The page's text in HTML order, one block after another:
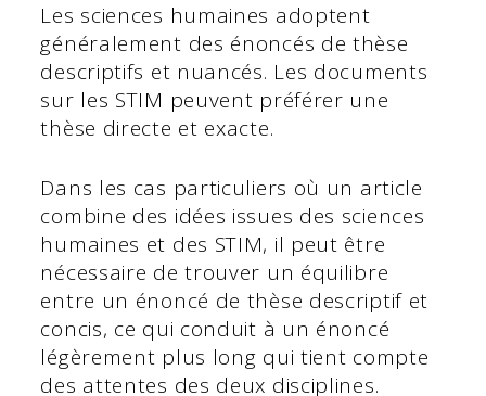
Les sciences humaines adoptent
généralement des énoncés de thèse
descriptifs et nuancés. Les documents
sur les STIM peuvent préférer une
thèse directe et exacte.
Dans les cas particuliers où un article
combine des idées issues des sciences
humaines et des STIM, il peut être
nécessaire de trouver un équilibre
entre un énoncé de thèse descriptif et
concis, ce qui conduit à un énoncé
légèrement plus long qui tient compte
des attentes des deux disciplines.